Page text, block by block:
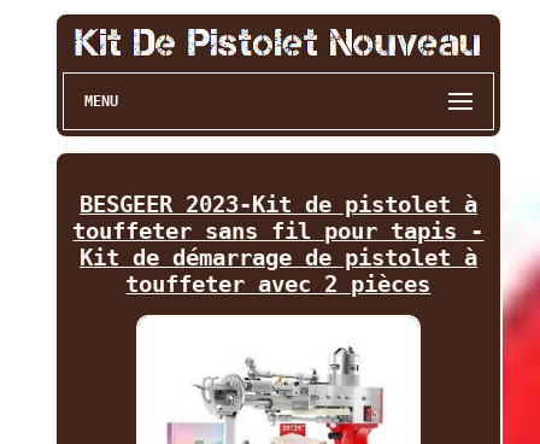
MENU
BESGEER 2023-Kit de pistolet à
touffeter sans fil pour tapis -
Kit de démarrage de pistolet à
touffeter avec 2 pièces